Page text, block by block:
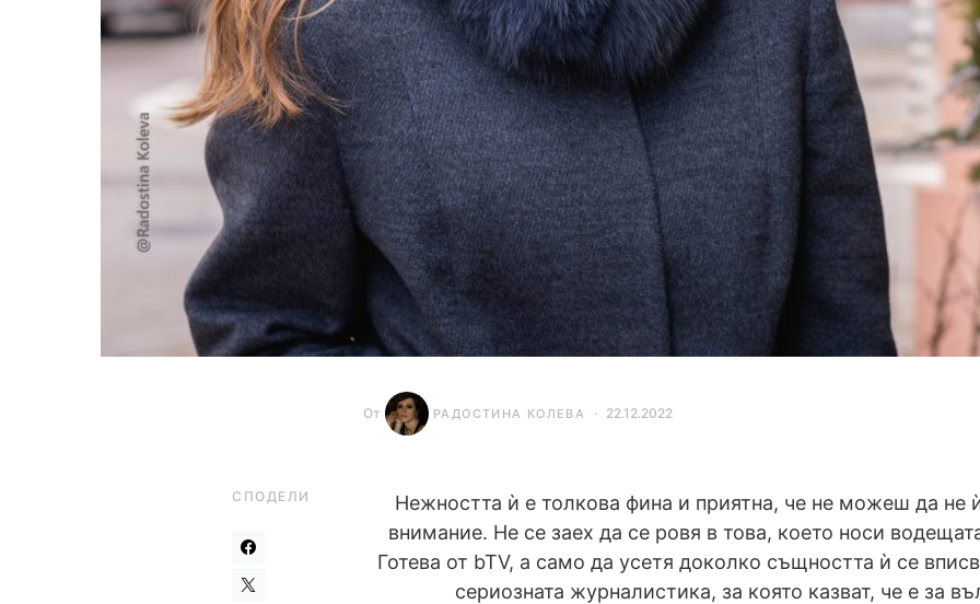
От РАДОСТИНА КОЛЕВА 22.12.2022
СПОДЕЛИ
Нежността ѝ е толкова фина и приятна, че не можеш да не
внимание. Не се заех да се ровя в това, което носи
Готева от bTV, а само да усетя доколко същността ѝ се
сериозната журналистика, за която казват, че е за